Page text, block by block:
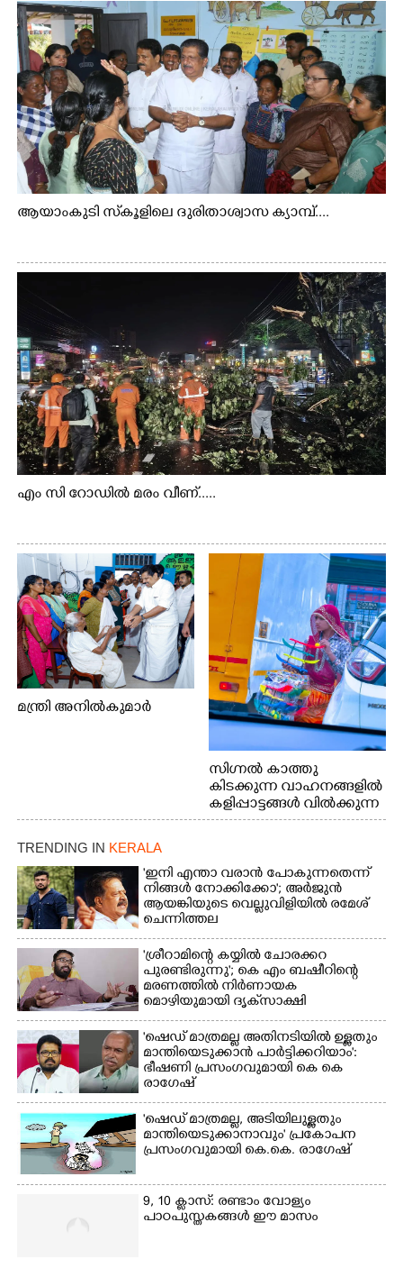
ആയാംകുടി സ്‌കൂളിലെ ദുരിതാശ്വാസ ക്യാമ്പ്....
എം സി റോഡിൽ മരം വീണ്.....
മന്ത്രി അനിൽകുമാർ
സിഗ്നൽ കാത്തു
കിടക്കുന്ന വാഹനങ്ങളിൽ
കളിപ്പാട്ടങ്ങൾ വിൽക്കുന്ന
നാടോടി യുവതി. ഇടപ്പള്ളി
TRENDING IN KERALA
'ഇനി എന്താ വരാൻ പോകുന്നതെന്ന്
നിങ്ങൾ നോക്കിക്കോ'; അർജുൻ
ആയങ്കിയുടെ വെല്ലുവിളിയിൽ രമേശ്
ചെന്നിത്തല
'ശ്രീറാമിന്റെ കയ്യിൽ ചോരക്കറ
പുരണ്ടിരുന്നു'; കെ എം ബഷീറിന്റെ
മരണത്തിൽ നിർണായക
മൊഴിയുമായി ദൃക്‌സാക്ഷി
'ഷെഡ് മാത്രമല്ല അതിനടിയിൽ ഉള്ളതും
മാന്തിയെടുക്കാൻ പാർട്ടിക്കറിയാം':
ഭീഷണി പ്രസംഗവുമായി കെ കെ
രാഗേഷ്
'ഷെഡ് മാത്രമല്ല, അടിയിലുള്ളതും
മാന്തിയെടുക്കാനാവും' പ്രകോപന
പ്രസംഗവുമായി കെ.കെ. രാഗേഷ്
9, 10 ക്ലാസ്: രണ്ടാം വോള്യം
പാഠപുസ്തകങ്ങൾ ഈ മാസം